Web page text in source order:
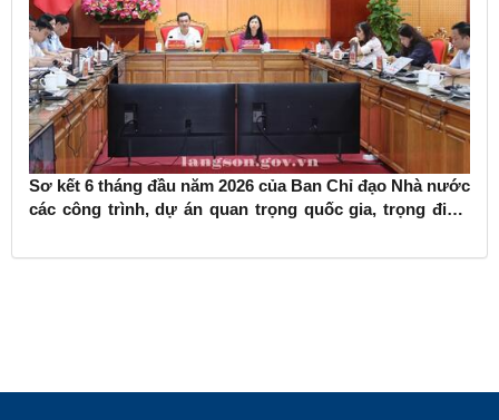
Sơ kết 6 tháng đầu năm 2026 của Ban Chỉ đạo Nhà nước
các công trình, dự án quan trọng quốc gia, trọng điểm